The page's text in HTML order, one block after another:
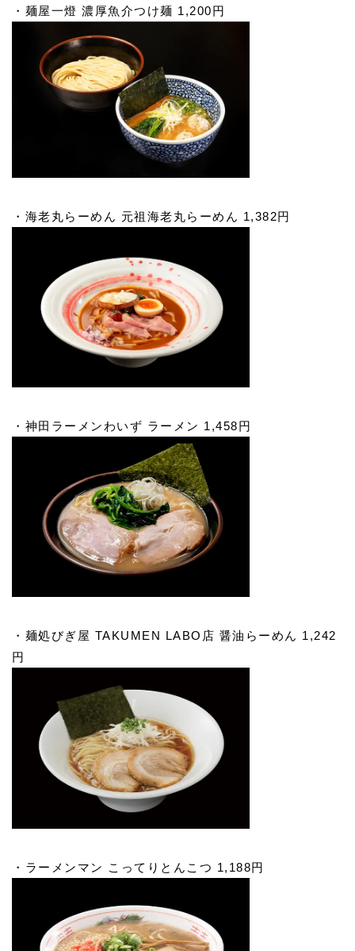
・麺屋一燈 濃厚魚介つけ麺 1,200円
・海老丸らーめん 元祖海老丸らーめん 1,382円
・神田ラーメンわいず ラーメン 1,458円
・麺処びぎ屋 TAKUMEN LABO店 醤油らーめん 1,242
円
・ラーメンマン こってりとんこつ 1,188円